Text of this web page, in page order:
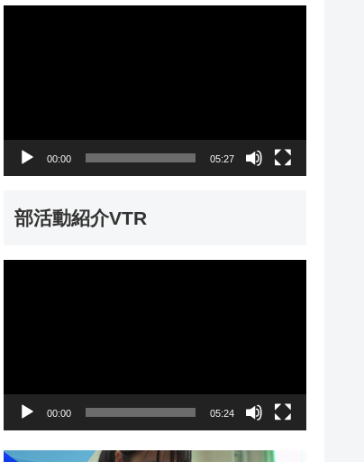
00:00 05:27
部活動紹介VTR
ー
00:00 05:24